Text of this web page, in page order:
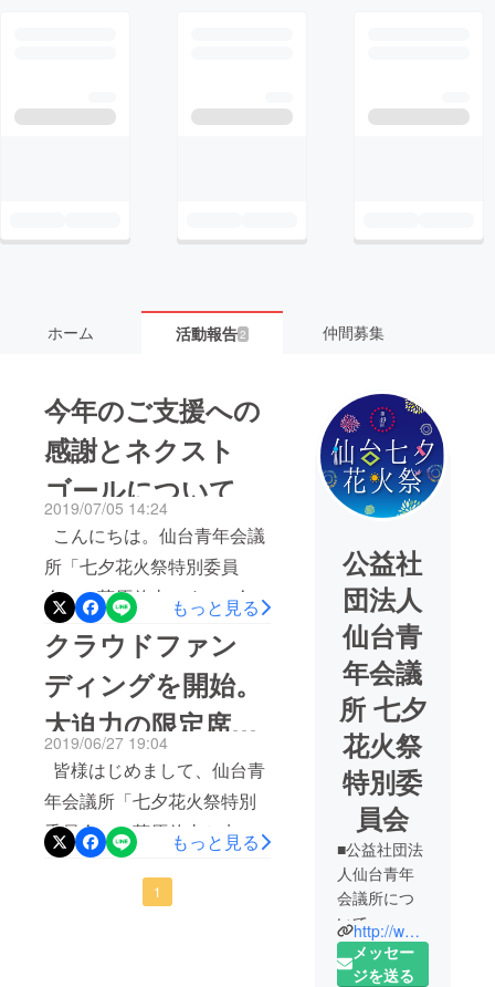
ホーム 活動報告 2 仲間募集
今年のご支援への
感謝とネクスト
ゴールについて
2019/07/05 14:24
こんにちは。仙台青年会議
所「七夕花火祭特別委員
会」の菅原啓太です。 今回
のクラウドファンディング
はわずか4日で目標金額の
1,000,000円を突破しまし
た。まずはご支援していた
だいた皆様に厚く御礼申し
上げます。本当にご支援あ
りがとうございます。 ま
たご支援だけでなく、応援
のメッセージやSNS上で
シェアなどのご支援をいた
もっと見る
クラウドファン
ディングを開始。
大迫力の限定席が
リターンです！
2019/06/27 19:04
皆様はじめまして、仙台青
年会議所「七夕花火祭特別
委員会」の菅原啓太と申し
ます。 以前の挑戦の際は花
火大会へのご支援本当にあ
もっと見る
1
公益社
団法人
仙台青
年会議
所 七夕
花火祭
特別委
員会
■公益社団法
人仙台青年
会議所につ
いて
仙台七夕
花火祭を主
http://www.tanabata-hanabi.jp
メッセー
ジを送る